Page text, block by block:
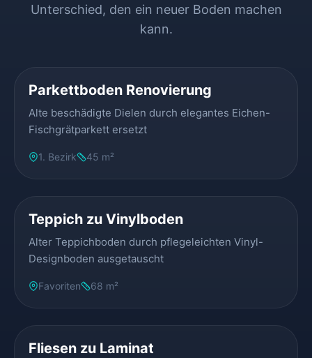
Unterschied, den ein neuer Boden machen
kann.
Parkettboden Renovierung
Alte beschädigte Dielen durch elegantes Eichen-
Fischgrätparkett ersetzt
1. Bezirk 45 m²
Teppich zu Vinylboden
Alter Teppichboden durch pflegeleichten Vinyl-
Designboden ausgetauscht
Favoriten 68 m²
Fliesen zu Laminat